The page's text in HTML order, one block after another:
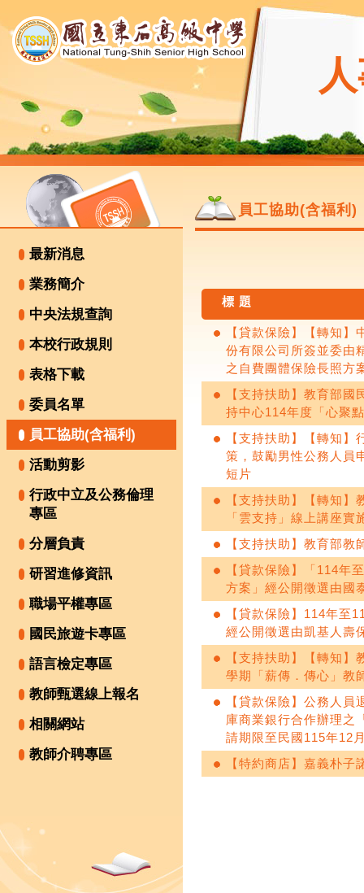
最新消息
業務簡介
中央法規查詢
本校行政規則
表格下載
委員名單
員工協助(含福利)
活動剪影
行政中立及公務倫理
專區
分層負責
研習進修資訊
職場平權專區
國民旅遊卡專區
語言檢定專區
教師甄選線上報名
相關網站
教師介聘專區
員工協助(含福利)
標 題
【貸款保險】【轉知
份有限公司所簽並委由
之自費團體保險長照方
【支持扶助】教育部
持中心114年度「心聚
【支持扶助】【轉知
策，鼓勵男性公務人員
短片
【支持扶助】【轉知
「雲支持」線上講座實
【支持扶助】教育部
【貸款保險】「114年
方案」經公開徵選由國
【貸款保險】114年至
經公開徵選由凱基人壽
【支持扶助】【轉知
學期「薪傳．傳心」教
【貸款保險】公務人
庫商業銀行合作辦理之
請期限至民國115年12
【特約商店】嘉義朴